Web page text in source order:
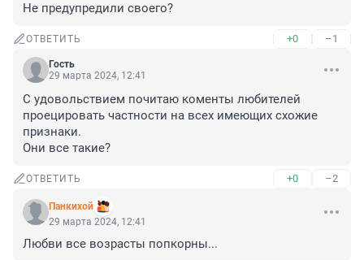
Не предупредили своего?
ОТВЕТИТЬ +0 –1
Гость
29 марта 2024, 12:41
С удовольствием почитаю коменты любителей
проецировать частности на всех имеющих схожие
признаки.
Они все такие?
ОТВЕТИТЬ +0 –2
Панкихой
29 марта 2024, 12:41
Любви все возрасты попкорны...